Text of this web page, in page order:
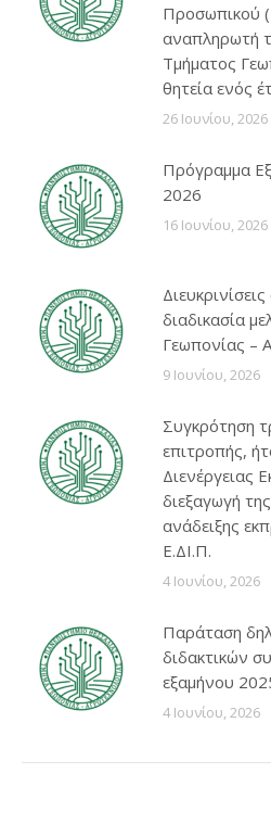
Προσωπικού
αναπληρωτή
Τμήματος
θητεία ενός
26 Ιουνίου, 2026
Πρόγραμμα
2026
16 Ιουνίου, 2026
διαδικασία
Γεωπονίας –
9 Ιουνίου, 2026
Συγκρότηση
επιτροπής,
Διενέργειας
διεξαγωγή
ανάδειξης
Ε.ΔΙ.Π.
4 Ιουνίου, 2026
Παράταση
διδακτικών
εξαμήνου
4 Ιουνίου, 2026